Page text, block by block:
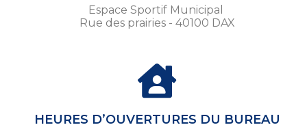
Espace Sportif Municipal
Rue des prairies - 40100 DAX
HEURES D’OUVERTURES DU BUREAU